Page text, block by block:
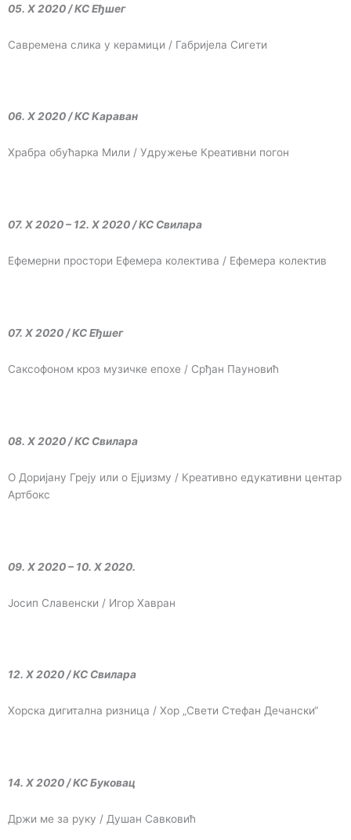
05. X 2020 / КС Еђшег
Савремена слика у керамици / Габријела Сигети
06. X 2020 / КС Караван
Храбра обућарка Мили / Удружење Креативни погон
07. X 2020 – 12. X 2020 / КС Свилара
Ефемерни простори Ефемера колектива / Ефемера колектив
07. X 2020 / КС Еђшег
Саксофоном кроз музичке епохе / Срђан Пауновић
08. X 2020 / КС Свилара
О Доријану Греју или о Ејџизму / Креативно едукативни центар
Артбокс
09. X 2020 – 10. X 2020.
Јосип Славенски / Игор Хавран
12. X 2020 / КС Свилара
Хорска дигитална ризница / Хор „Свети Стефан Дечански“
14. X 2020 / КС Буковац
Држи ме за руку / Душан Савковић